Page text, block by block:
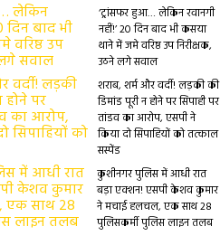
‘ट्रांसफर हुआ… लेकिन रवानगी
नहीं!’ 20 दिन बाद भी कसया
थाने में जमे वरिष्ठ उप निरीक्षक,
उठने लगे सवाल
शराब, शर्म और वर्दी! लड़की की
डिमांड पूरी न होने पर सिपाही पर
तांडव का आरोप, एसपी ने
किया दो सिपाहियों को तत्काल
सस्पेंड
कुशीनगर पुलिस में आधी रात
बड़ा एक्शन! एसपी केशव कुमार
ने मचाई हलचल, एक साथ 28
पुलिसकर्मी पुलिस लाइन तलब